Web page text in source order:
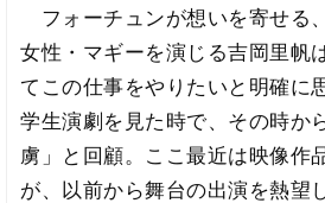
フォーチュンが想いを寄せる
女性・マギーを演じる吉岡里帆
てこの仕事をやりたいと明確に
学生演劇を見た時で、その時か
虜」と回顧。ここ最近は映像作
が、以前から舞台の出演を熱望